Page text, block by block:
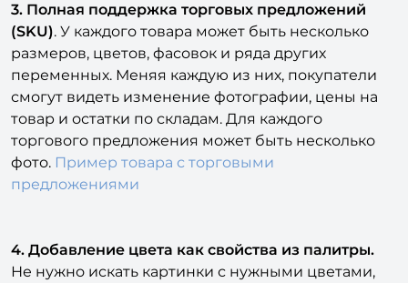
3. Полная поддержка торговых предложений
(SKU). У каждого товара может быть несколько
размеров, цветов, фасовок и ряда других
переменных. Меняя каждую из них, покупатели
смогут видеть изменение фотографии, цены на
товар и остатки по складам. Для каждого
торгового предложения может быть несколько
фото. Пример товара с торговыми
предложениями
4. Добавление цвета как свойства из палитры.
Не нужно искать картинки с нужными цветами,